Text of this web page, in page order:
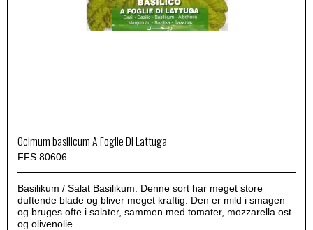
Ocimum basilicum A Foglie Di Lattuga
FFS 80606
Basilikum / Salat Basilikum. Denne sort har meget store
duftende blade og bliver meget kraftig. Den er mild i smagen
og bruges ofte i salater, sammen med tomater, mozzarella ost
og olivenolie.